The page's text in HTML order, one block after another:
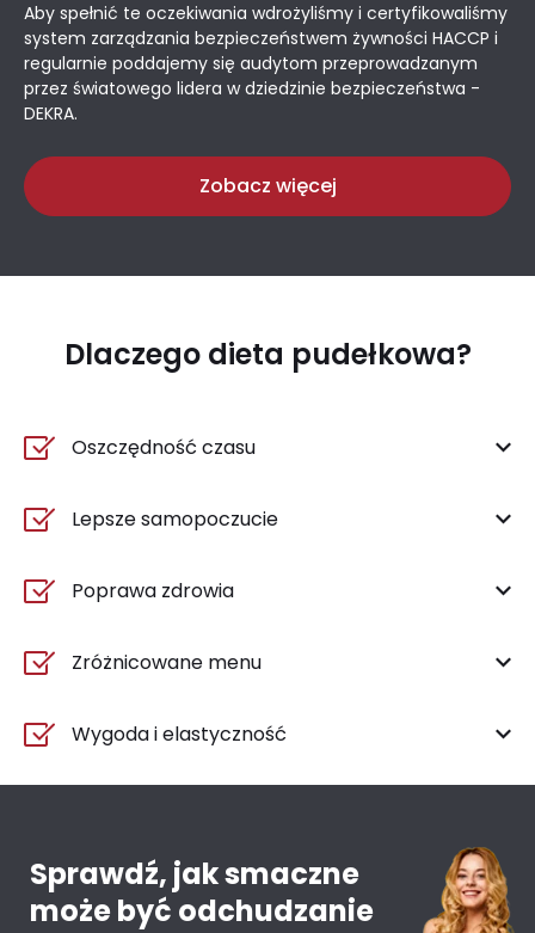
Aby spełnić te oczekiwania wdrożyliśmy i certyfikowaliśmy
system zarządzania bezpieczeństwem żywności HACCP i
regularnie poddajemy się audytom przeprowadzanym
przez światowego lidera w dziedzinie bezpieczeństwa -
DEKRA.
Zobacz więcej
Dlaczego dieta pudełkowa?
Oszczędność czasu
Lepsze samopoczucie
Poprawa zdrowia
Zróżnicowane menu
Wygoda i elastyczność
Sprawdź, jak smaczne
może być odchudzanie